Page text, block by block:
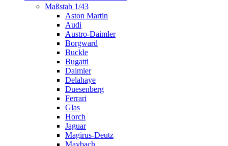
Maßstab 1/43
Aston Martin
Audi
Austro-Daimler
Borgward
Buckle
Bugatti
Daimler
Delahaye
Duesenberg
Ferrari
Glas
Horch
Jaguar
Magirus-Deutz
Maybach